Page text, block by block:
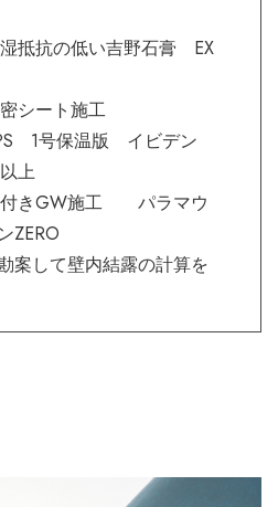
抵抗の低い吉野石膏 EX
ート施工
号保温版 イビデン
上
GW施工 パラマウ
ZERO
案して壁内結露の計算を